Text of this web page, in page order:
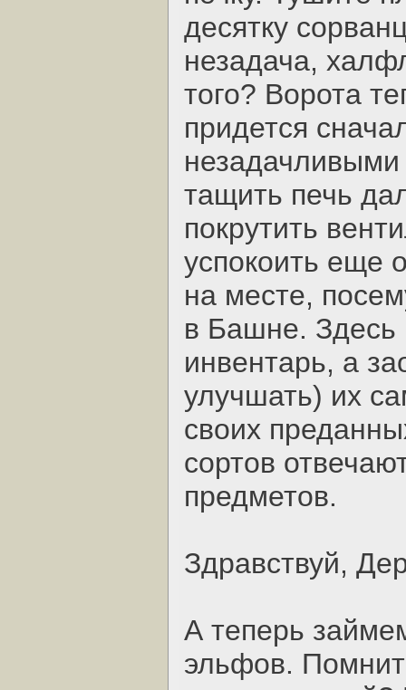
десятку
незадача,
того? Ворота
придется
тащить печь
покрутить
успокоить еще
на месте,
в Башне. Здесь
инвентарь, а
улучшать) их
своих
сортов
предметов.
Здравствуй,
А теперь
эльфов.